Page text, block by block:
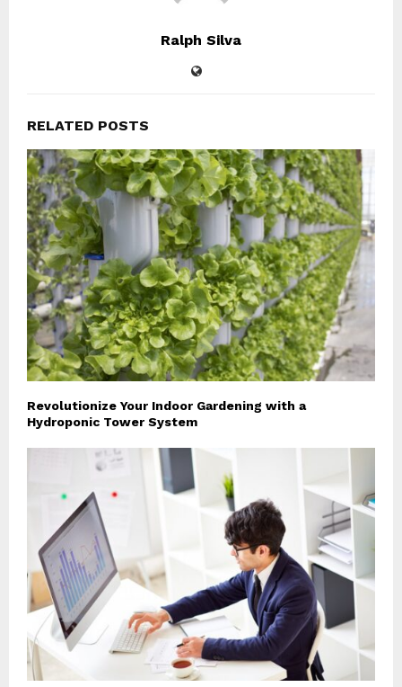
Ralph Silva
RELATED POSTS
Revolutionize Your Indoor Gardening with a
Hydroponic Tower System